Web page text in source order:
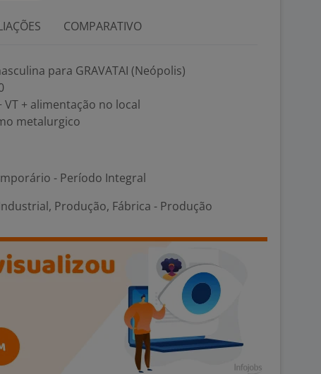
COMPARATIVO
para GRAVATAI (Neópolis)
VT + alimentação no local
metalurgico
- Período Integral
Produção, Fábrica - Produção